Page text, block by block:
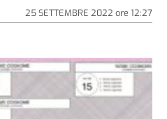
25 SETTEMBRE 2022 ore 12:27